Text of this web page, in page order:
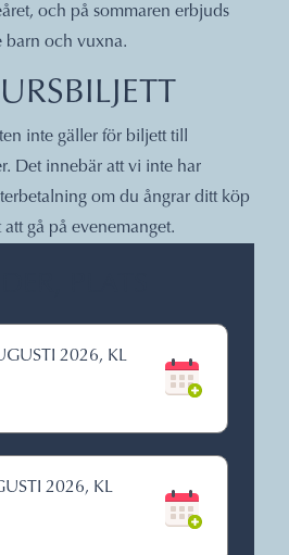
och på sommaren erbjuds
barn och vuxna.
inte gäller för biljett till
Det innebär att vi inte har
om du ångrar ditt köp
gå på evenemanget.
2026, KL
2026, KL